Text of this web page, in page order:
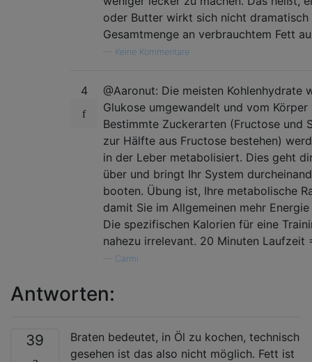
oder Butter wirkt sich nicht dramatisch
Gesamtmenge an verbrauchtem Fett
Keine Kommentare
4
@Aaronut: Die meisten Kohlenhydrate
Glukose umgewandelt und vom
Bestimmte Zuckerarten (Fructose und
zur Hälfte aus Fructose bestehen)
in der Leber metabolisiert. Dies geht
über und bringt Ihr System
booten. Übung ist, Ihre metabolische
damit Sie im Allgemeinen mehr
Die spezifischen Kalorien für eine
nahezu irrelevant. 20 Minuten Laufzeit
Carmi
Antworten:
39
Braten bedeutet, in Öl zu kochen, technisch
gesehen ist das also nicht möglich. Fett ist